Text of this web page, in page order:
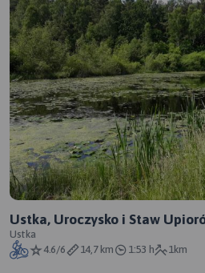
Ustka, Uroczysko i Staw
przez nadmorski las)
Ustka
4.6/6
14,7 km 1:53 h 1km